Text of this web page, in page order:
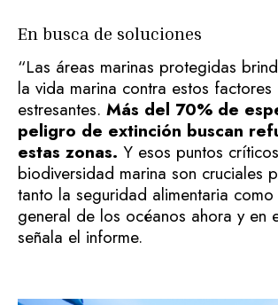
En busca de soluciones
“Las áreas marinas protegidas
la vida marina contra estos factores
estresantes. Más del 70% de
peligro de extinción buscan
estas zonas. Y esos puntos
biodiversidad marina son cruciales
tanto la seguridad alimentaria
general de los océanos ahora y en
señala el informe.